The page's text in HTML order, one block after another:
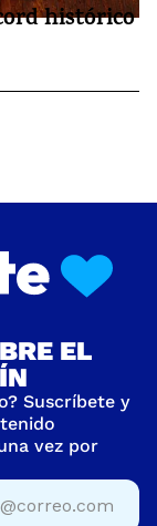
histórico
EL
Suscríbete y
vez por